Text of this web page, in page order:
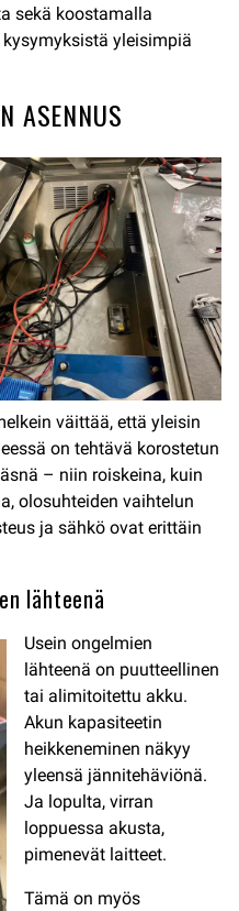
sekä koostamalla
yleisimpiä
ASENNUS
väittää, että yleisin
on tehtävä korostetun
– niin roiskeina, kuin
olosuhteiden vaihtelun
ja sähkö ovat erittäin
lähteenä
Usein ongelmien
lähteenä on puutteellinen
tai alimitoitettu akku.
Akun kapasiteetin
heikkeneminen näkyy
yleensä jännitehäviönä.
Ja lopulta, virran
loppuessa akusta,
pimenevät laitteet.
Tämä on myös